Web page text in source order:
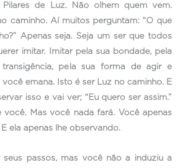
Pilares de Luz. Não olhem quem vem.
caminho. Aí muitos perguntam: “O que
Apenas seja. Seja um ser que todos
imitar. Imitar pela sua bondade, pela
pela sua forma de agir e
emana. Isto é ser Luz no caminho. E
isso e vai ver; “Eu quero ser assim.”
você. Mas você nada fará. Você apenas
ela apenas lhe observando.
seus passos, mas você não a induziu a